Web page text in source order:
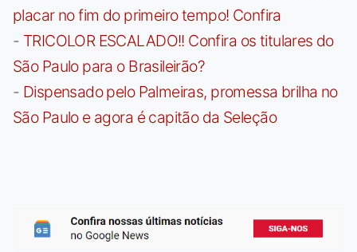
placar no fim do primeiro tempo! Confira
- TRICOLOR ESCALADO!! Confira os titulares do
São Paulo para o Brasileirão?
- Dispensado pelo Palmeiras, promessa brilha no
São Paulo e agora é capitão da Seleção